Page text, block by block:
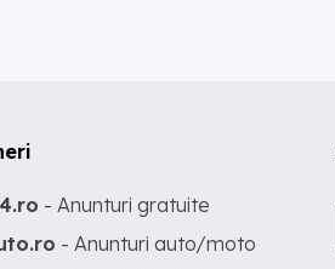
- Anunturi gratuite
- Anunturi auto/moto